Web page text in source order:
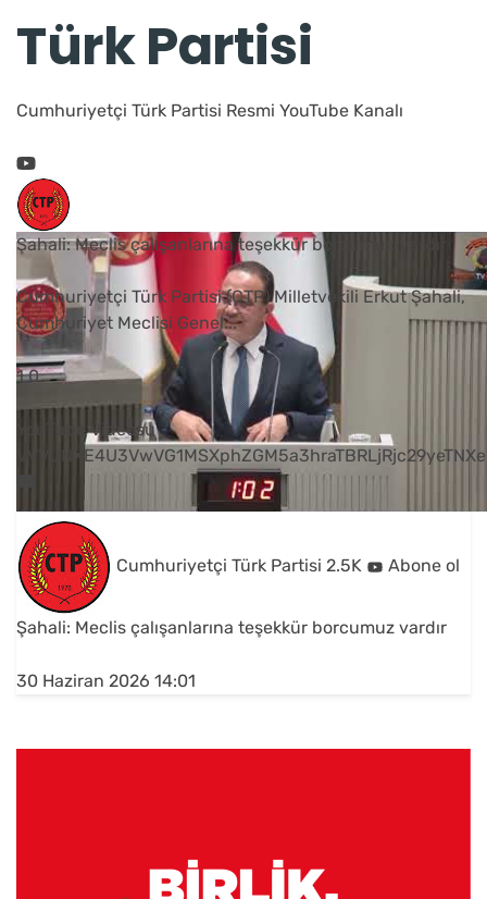
Türk Partisi
Cumhuriyetçi Türk Partisi Resmi YouTube Kanalı
Şahali: Meclis çalışanlarına teşekkür borcumuz vardır
Cumhuriyetçi Türk Partisi (CTP) Milletvekili Erkut Şahali,
Cumhuriyet Meclisi Genel...
1 0
YouTube Videosu
Cumhuriyetçi Türk Partisi 2.5K Abone ol
Şahali: Meclis çalışanlarına teşekkür borcumuz vardır
30 Haziran 2026 14:01